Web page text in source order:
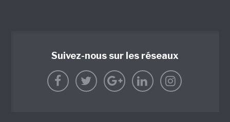
Suivez-nous sur les réseaux